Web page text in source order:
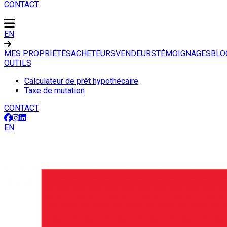
CONTACT
EN
MES PROPRIÉTÉSACHETEURSVENDEURSTÉMOIGNAGES
OUTILS
Calculateur de prêt hypothécaire
Taxe de mutation
CONTACT
EN